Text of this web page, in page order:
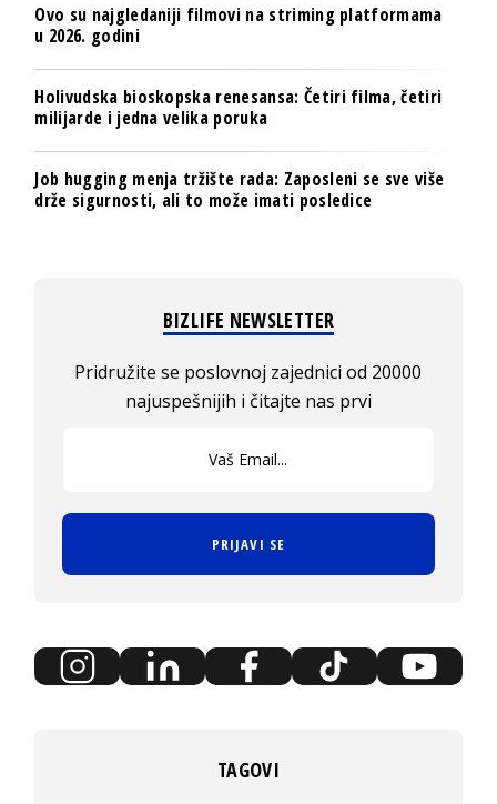
Ovo su najgledaniji filmovi na striming platformama
u 2026. godini
Holivudska bioskopska renesansa: Četiri filma, četiri
milijarde i jedna velika poruka
Job hugging menja tržište rada: Zaposleni se sve više
drže sigurnosti, ali to može imati posledice
BIZLIFE NEWSLETTER
Pridružite se poslovnoj zajednici od 20000
najuspešnijih i čitajte nas prvi
PRIJAVI SE
TAGOVI